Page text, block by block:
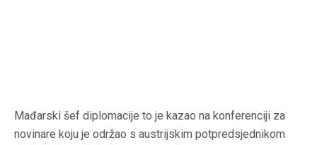
Mađarski šef diplomacije to je kazao na konferenciji za
novinare koju je održao s austrijskim potpredsjednikom